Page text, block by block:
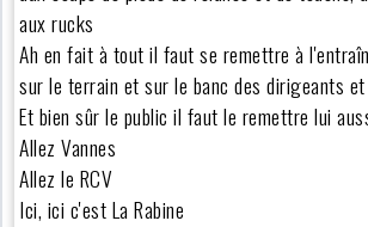
aux rucks
Ah en fait à tout il faut se remettre à
sur le terrain et sur le banc des dirigeants
Et bien sûr le public il faut le remettre lui
Allez Vannes
Allez le RCV
Ici, ici c'est La Rabine